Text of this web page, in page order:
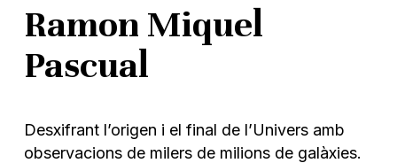
Ramon Miquel
Pascual
Desxifrant l’origen i el final de l’Univers amb
observacions de milers de milions de galàxies.